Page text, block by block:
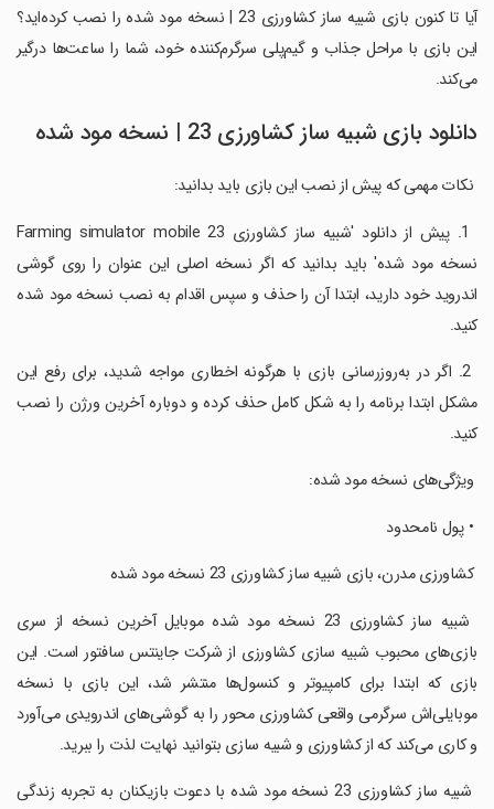
آیا تا کنون بازی شبیه ساز کشاورزی 23 | نسخه مود شده را نصب کرده‌اید؟
این بازی با مراحل جذاب و گیم‌پلی سرگرم‌کننده خود، شما را ساعت‌ها درگیر
می‌کند.
دانلود بازی شبیه ساز کشاورزی 23 | نسخه مود شده
‏ نکات مهمی که پیش از نصب این بازی باید بدانید:
‏ 1. پیش از دانلود 'شبیه ساز کشاورزی 23 Farming simulator mobile
نسخه مود شده' باید بدانید که اگر نسخه اصلی این عنوان را روی گوشی
اندروید خود دارید، ابتدا آن را حذف و سپس اقدام به نصب نسخه مود شده
کنید.
‏ 2. اگر در به‌روزرسانی بازی با هرگونه اخطاری مواجه شدید، برای رفع این
مشکل ابتدا برنامه را به شکل کامل حذف کرده و دوباره آخرین ورژن را نصب
کنید.
‏ ویژگی‌های نسخه مود شده:
‏ • پول نامحدود
‏ کشاورزی مدرن، بازی شبیه ساز کشاورزی 23 نسخه مود شده
‏ شبیه ساز کشاورزی 23 نسخه مود شده موبایل آخرین نسخه از سری
بازی‌های محبوب شبیه سازی کشاورزی از شرکت جاینتس سافتور است. این
بازی که ابتدا برای کامپیوتر و کنسول‌ها منتشر شد، این بازی با نسخه
موبایلی‌اش سرگرمی واقعی کشاورزی محور را به گوشی‌های اندرویدی می‌آورد
و کاری می‌کند که از کشاورزی و شبیه سازی بتوانید نهایت لذت را ببرید.
‏ شبیه ساز کشاورزی 23 نسخه مود شده با دعوت بازیکنان به تجربه زندگی